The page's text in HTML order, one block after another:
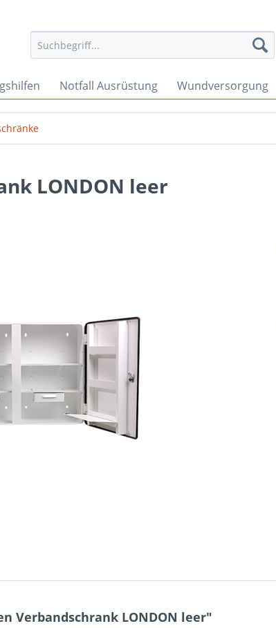
Notfall Ausrüstung Wundversorgung
LONDON leer
Verbandschrank LONDON leer"